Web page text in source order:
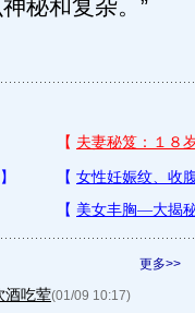
秘和复杂。”
更多>>
酒吃荤(01/09 10:17)